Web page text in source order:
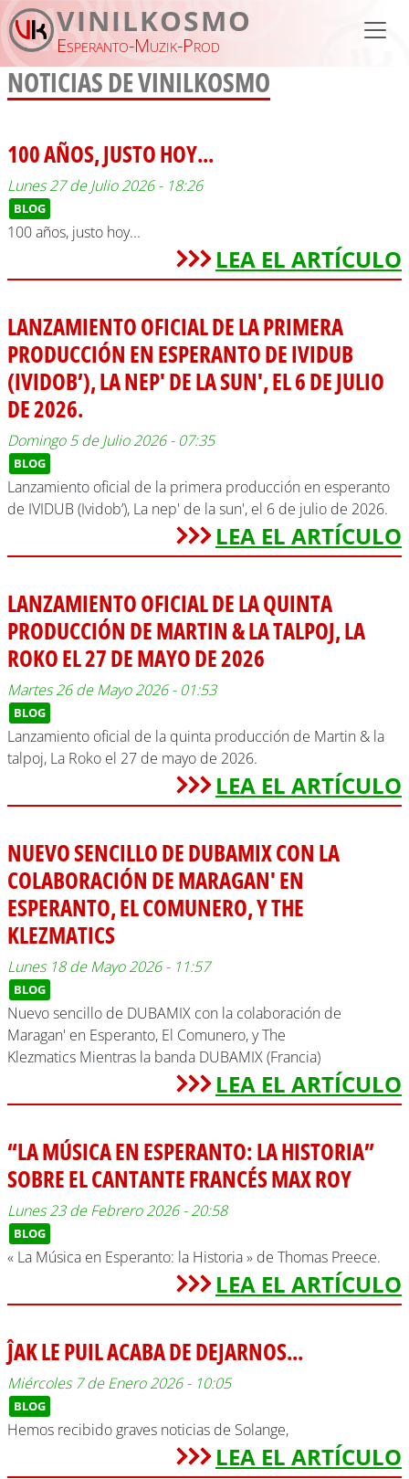
Pasar al contenido principal
VINILKOSMO
Esperanto-Muzik-Prod
NOTICIAS DE VINILKOSMO
100 AÑOS, JUSTO HOY...
Lunes 27 de Julio 2026 - 18:26
BLOG
100 años, justo hoy...
LEA EL ARTÍCULO
LANZAMIENTO OFICIAL DE LA PRIMERA
PRODUCCIÓN EN ESPERANTO DE IVIDUB
(IVIDOB’), LA NEP' DE LA SUN', EL 6 DE JULIO
DE 2026.
Domingo 5 de Julio 2026 - 07:35
BLOG
Lanzamiento oficial de la primera producción en esperanto
de IVIDUB (Ividob’), La nep' de la sun', el 6 de julio de 2026.
LEA EL ARTÍCULO
LANZAMIENTO OFICIAL DE LA QUINTA
PRODUCCIÓN DE MARTIN & LA TALPOJ, LA
ROKO EL 27 DE MAYO DE 2026
Martes 26 de Mayo 2026 - 01:53
BLOG
Lanzamiento oficial de la quinta producción de Martin & la
talpoj, La Roko el 27 de mayo de 2026.
LEA EL ARTÍCULO
NUEVO SENCILLO DE DUBAMIX CON LA
COLABORACIÓN DE MARAGAN' EN
ESPERANTO, EL COMUNERO, Y THE
KLEZMATICS
Lunes 18 de Mayo 2026 - 11:57
BLOG
Nuevo sencillo de DUBAMIX con la colaboración de
Maragan' en Esperanto, El Comunero, y The
Klezmatics Mientras la banda DUBAMIX (Francia)
LEA EL ARTÍCULO
“LA MÚSICA EN ESPERANTO: LA HISTORIA”
SOBRE EL CANTANTE FRANCÉS MAX ROY
Lunes 23 de Febrero 2026 - 20:58
BLOG
« La Música en Esperanto: la Historia » de Thomas Preece.
LEA EL ARTÍCULO
ĴAK LE PUIL ACABA DE DEJARNOS...
Miércoles 7 de Enero 2026 - 10:05
BLOG
Hemos recibido graves noticias de Solange,
LEA EL ARTÍCULO